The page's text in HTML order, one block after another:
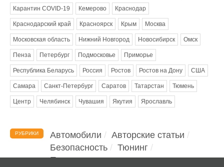
Карантин COVID-19 Кемерово Краснодар
Краснодарский край Красноярск Крым Москва
Московская область Нижний Новгород Новосибирск Омск
Пенза Петербург Подмосковье Приморье
Республика Беларусь Россия Ростов Ростов на Дону США
Самара Санкт-Петербург Саратов Татарстан Тюмень
Центр Челябинск Чувашия Якутия Ярославль
РУБРИКИ Автомобили
Авторские статьи
Безопасность
Тюнинг
Помощь водителю